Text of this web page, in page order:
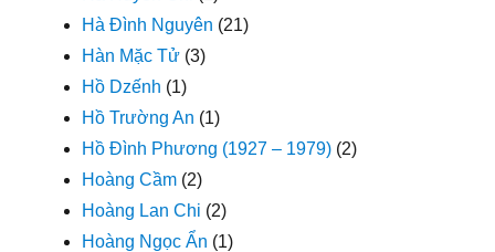
Hà Đình Nguyên (21)
Hàn Mặc Tử (3)
Hồ Dzếnh (1)
Hồ Trường An (1)
Hồ Đình Phương (1927 – 1979) (2)
Hoàng Cầm (2)
Hoàng Lan Chi (2)
Hoàng Ngọc Ẩn (1)